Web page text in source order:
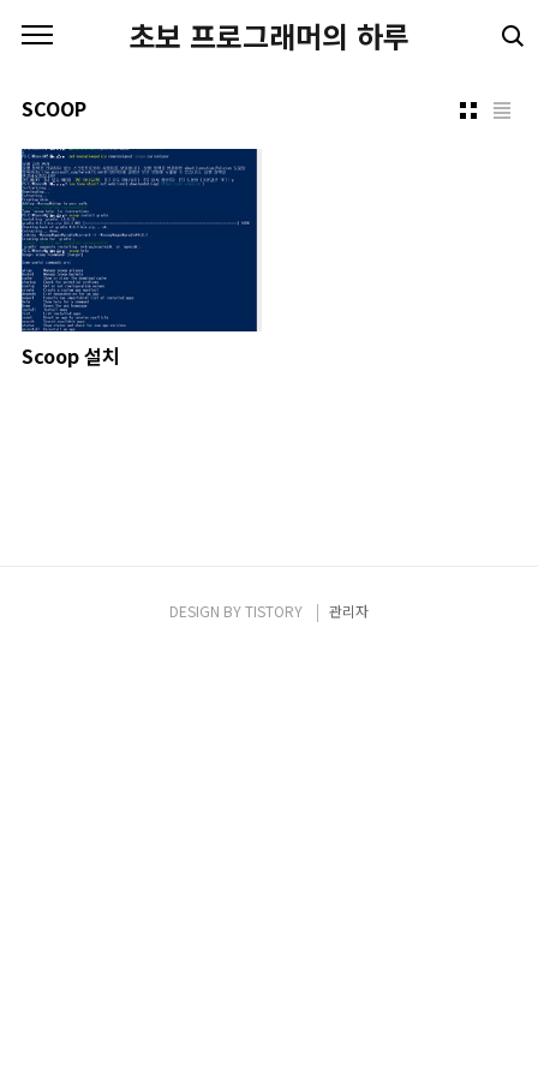
초보 프로그래머의 하루
SCOOP
Scoop 설치
DESIGN BYTISTORY 관리자